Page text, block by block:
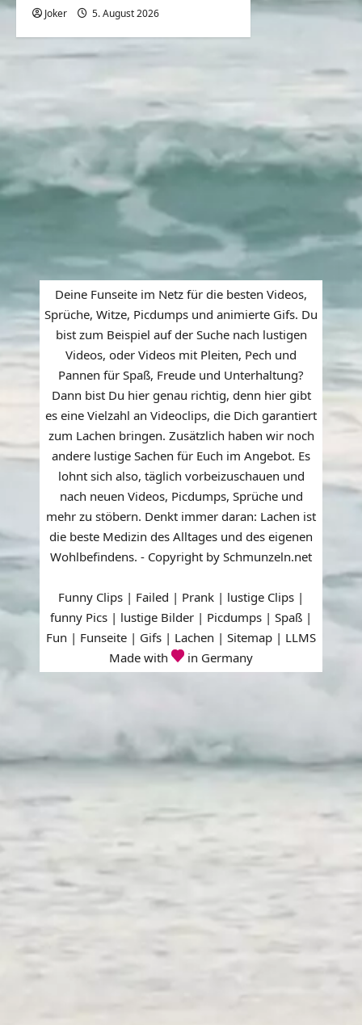
Joker 5. August 2026
Deine Funseite im Netz für die besten Videos,
Sprüche, Witze, Picdumps und animierte Gifs. Du
bist zum Beispiel auf der Suche nach lustigen
Videos, oder Videos mit Pleiten, Pech und
Pannen für Spaß, Freude und Unterhaltung?
Dann bist Du hier genau richtig, denn hier gibt
es eine Vielzahl an Videoclips, die Dich garantiert
zum Lachen bringen. Zusätzlich haben wir noch
andere lustige Sachen für Euch im Angebot. Es
lohnt sich also, täglich vorbeizuschauen und
nach neuen Videos, Picdumps, Sprüche und
mehr zu stöbern. Denkt immer daran: Lachen ist
die beste Medizin des Alltages und des eigenen
Wohlbefindens. - Copyright by Schmunzeln.net
Funny Clips | Failed | Prank | lustige Clips |
funny Pics | lustige Bilder | Picdumps | Spaß |
Fun | Funseite | Gifs | Lachen | Sitemap | LLMS
Made with
in Germany